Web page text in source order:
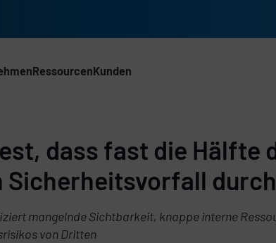
RessourcenKunden
dass fast die Hälfte
Sicherheitsvorfall
mangelnde Sichtbarkeit, knappe interne
von Dritten